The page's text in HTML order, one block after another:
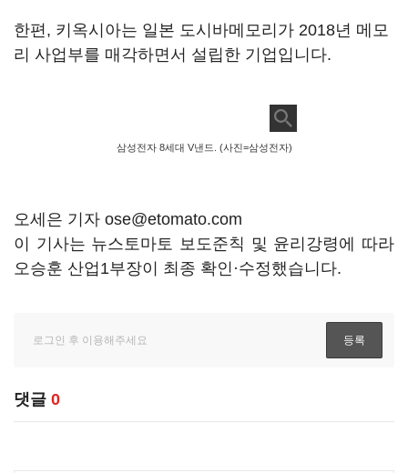
한편, 키옥시아는 일본 도시바메모리가 2018년 메모
리 사업부를 매각하면서 설립한 기업입니다.
삼성전자 8세대 V낸드. (사진=삼성전자)
오세은 기자 ose@etomato.com
이 기사는 뉴스토마토 보도준칙 및 윤리강령에 따라
오승훈 산업1부장이 최종 확인·수정했습니다.
댓글 0